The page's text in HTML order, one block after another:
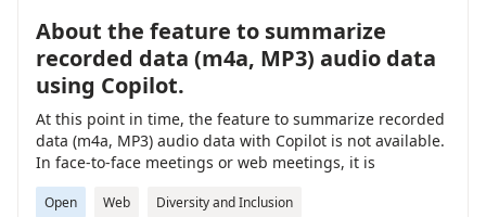
About the feature to summarize
recorded data (m4a, MP3) audio data
using Copilot.
At this point in time, the feature to summarize recorded
data (m4a, MP3) audio data with Copilot is not available.
In face-to-face meetings or web meetings, it is
cumbersome for each person to connect by speaking
from their microphone each time. Therefore, even when
Open Web Diversity and Inclusion